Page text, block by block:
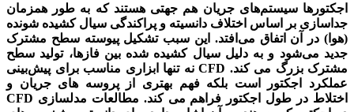
اجکتورها سیستم‌های جریان هم جهتی هستند که به طور همزمان
جداسازی بر اساس اختلاف دانسیته و پراکندگی سیال کشیده شونده
(هوا) در آن اتفاق می‌افتد. این سبب تشکیل پیوسته سطح مشترک
جدید می‌شود و به دلیل سیال کشیده شده بین فازها، تولید سطح
مشترک بزرگ می کند. CFD نه تنها ابزاری مناسب برای پیش‌بینی
عملکرد اجکتور است بلکه فهم بهتری از پروسه های جریان و
اختلاط در طول اجکتور فراهم می کند. مطالعات مدلسازی CFD